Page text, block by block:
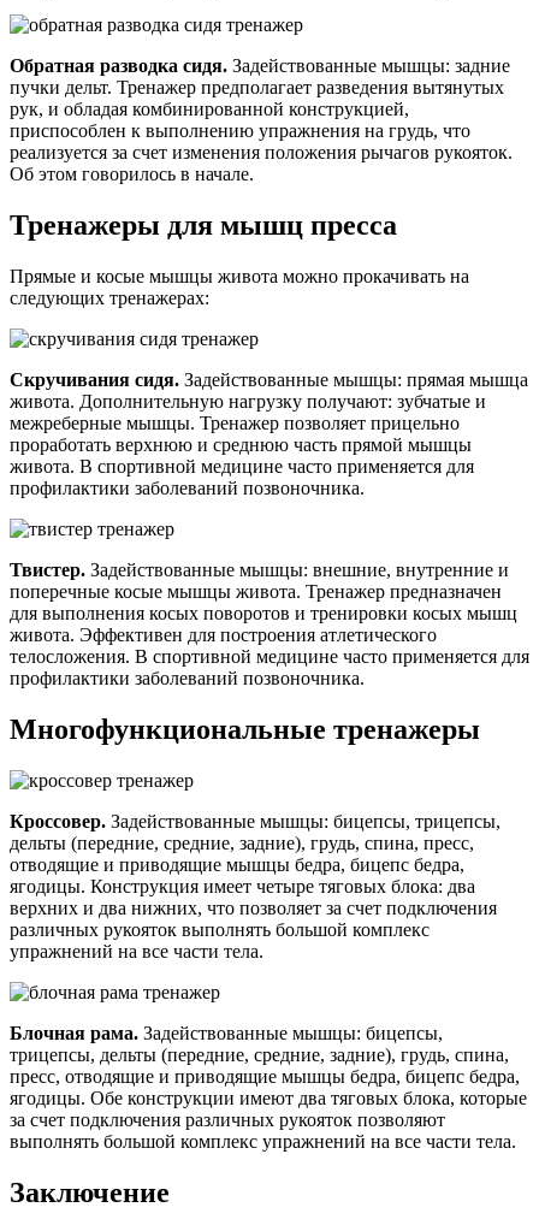
Обратная разводка сидя. Задействованные мышцы: задние
пучки дельт. Тренажер предполагает разведения вытянутых
рук, и обладая комбинированной конструкцией,
приспособлен к выполнению упражнения на грудь, что
реализуется за счет изменения положения рычагов рукояток.
Об этом говорилось в начале.
Тренажеры для мышц пресса
Прямые и косые мышцы живота можно прокачивать на
следующих тренажерах:
Скручивания сидя. Задействованные мышцы: прямая мышца
живота. Дополнительную нагрузку получают: зубчатые и
межреберные мышцы. Тренажер позволяет прицельно
проработать верхнюю и среднюю часть прямой мышцы
живота. В спортивной медицине часто применяется для
профилактики заболеваний позвоночника.
Твистер. Задействованные мышцы: внешние, внутренние и
поперечные косые мышцы живота. Тренажер предназначен
для выполнения косых поворотов и тренировки косых мышц
живота. Эффективен для построения атлетического
телосложения. В спортивной медицине часто применяется для
профилактики заболеваний позвоночника.
Многофункциональные тренажеры
Кроссовер. Задействованные мышцы: бицепсы, трицепсы,
дельты (передние, средние, задние), грудь, спина, пресс,
отводящие и приводящие мышцы бедра, бицепс бедра,
ягодицы. Конструкция имеет четыре тяговых блока: два
верхних и два нижних, что позволяет за счет подключения
различных рукояток выполнять большой комплекс
упражнений на все части тела.
Блочная рама. Задействованные мышцы: бицепсы,
трицепсы, дельты (передние, средние, задние), грудь, спина,
пресс, отводящие и приводящие мышцы бедра, бицепс бедра,
ягодицы. Обе конструкции имеют два тяговых блока, которые
за счет подключения различных рукояток позволяют
выполнять большой комплекс упражнений на все части тела.
Заключение